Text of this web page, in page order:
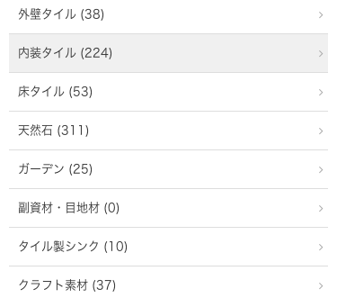
外壁タイル (38)
内装タイル (224)
床タイル (53)
天然石 (311)
ガーデン (25)
副資材・目地材 (0)
タイル製シンク (10)
クラフト素材 (37)